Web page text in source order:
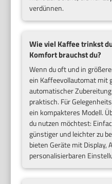
verdünnen.
Wie viel Kaffee trinkst
Komfort brauchst du?
Wenn du oft und in
ein Kaffeevollautomat mit
automatischer
praktisch. Für
ein kompakteres Modell.
du nutzen möchtest:
günstiger und leichter zu
bieten Geräte mit Display,
personalisierbaren